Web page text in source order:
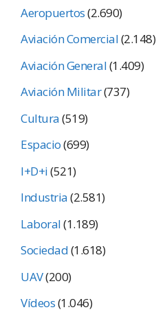
Aeropuertos(2.690)
Aviación Comercial(2.148)
Aviación General(1.409)
Aviación Militar(737)
Cultura(519)
Espacio(699)
I+D+i(521)
Industria(2.581)
Laboral(1.189)
Sociedad(1.618)
UAV(200)
Vídeos(1.046)